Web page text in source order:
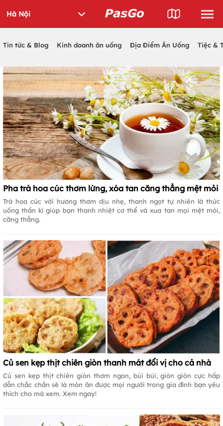
Tin tức & Blog Kinh doanh ăn uống Địa Điểm Ăn Uống Tiệc &
Pha trà hoa cúc thơm lừng, xóa tan căng thẳng mệt mỏi
Trà hoa cúc với hương thơm dịu nhẹ, thanh ngọt tự nhiên là thức
uống thần kì giúp bạn thanh nhiệt cơ thể và xua tan mọi mệt mỏi,
căng thẳng.
Củ sen kẹp thịt chiên giòn thanh mát đổi vị cho cả nhà
Củ sen kẹp thịt chiên giòn thơm ngon, bùi bùi, giòn giòn cực hấp
dẫn chắc chắn sẽ là món ăn được mọi người trong gia đình bạn yêu
thích cho mà xem. Xem ngay!